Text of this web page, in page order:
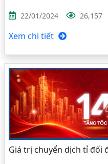
22/01/2024 26,157
Xem chi tiết
Giá trị chuyển dịch tỉ đối